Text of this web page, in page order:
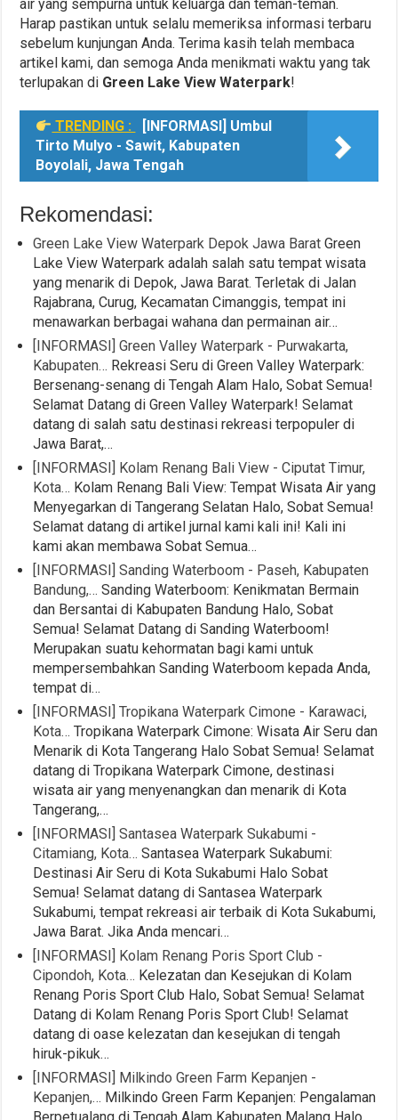
air yang sempurna untuk keluarga dan teman-teman.
Harap pastikan untuk selalu memeriksa informasi terbaru
sebelum kunjungan Anda. Terima kasih telah membaca
artikel kami, dan semoga Anda menikmati waktu yang tak
terlupakan di Green Lake View Waterpark!
TRENDING :
[INFORMASI] Umbul
Tirto Mulyo - Sawit, Kabupaten
Boyolali, Jawa Tengah
Rekomendasi:
Green Lake View Waterpark Depok Jawa Barat Green
Lake View Waterpark adalah salah satu tempat wisata
yang menarik di Depok, Jawa Barat. Terletak di Jalan
Rajabrana, Curug, Kecamatan Cimanggis, tempat ini
menawarkan berbagai wahana dan permainan air…
[INFORMASI] Green Valley Waterpark - Purwakarta,
Kabupaten… Rekreasi Seru di Green Valley Waterpark:
Bersenang-senang di Tengah Alam Halo, Sobat Semua!
Selamat Datang di Green Valley Waterpark! Selamat
datang di salah satu destinasi rekreasi terpopuler di
Jawa Barat,…
[INFORMASI] Kolam Renang Bali View - Ciputat Timur,
Kota… Kolam Renang Bali View: Tempat Wisata Air yang
Menyegarkan di Tangerang Selatan Halo, Sobat Semua!
Selamat datang di artikel jurnal kami kali ini! Kali ini
kami akan membawa Sobat Semua…
[INFORMASI] Sanding Waterboom - Paseh, Kabupaten
Bandung,… Sanding Waterboom: Kenikmatan Bermain
dan Bersantai di Kabupaten Bandung Halo, Sobat
Semua! Selamat Datang di Sanding Waterboom!
Merupakan suatu kehormatan bagi kami untuk
mempersembahkan Sanding Waterboom kepada Anda,
tempat di…
[INFORMASI] Tropikana Waterpark Cimone - Karawaci,
Kota… Tropikana Waterpark Cimone: Wisata Air Seru dan
Menarik di Kota Tangerang Halo Sobat Semua! Selamat
datang di Tropikana Waterpark Cimone, destinasi
wisata air yang menyenangkan dan menarik di Kota
Tangerang,…
[INFORMASI] Santasea Waterpark Sukabumi -
Citamiang, Kota… Santasea Waterpark Sukabumi:
Destinasi Air Seru di Kota Sukabumi Halo Sobat
Semua! Selamat datang di Santasea Waterpark
Sukabumi, tempat rekreasi air terbaik di Kota Sukabumi,
Jawa Barat. Jika Anda mencari…
[INFORMASI] Kolam Renang Poris Sport Club -
Cipondoh, Kota… Kelezatan dan Kesejukan di Kolam
Renang Poris Sport Club Halo, Sobat Semua! Selamat
Datang di Kolam Renang Poris Sport Club! Selamat
datang di oase kelezatan dan kesejukan di tengah
hiruk-pikuk…
[INFORMASI] Milkindo Green Farm Kepanjen -
Kepanjen,… Milkindo Green Farm Kepanjen: Pengalaman